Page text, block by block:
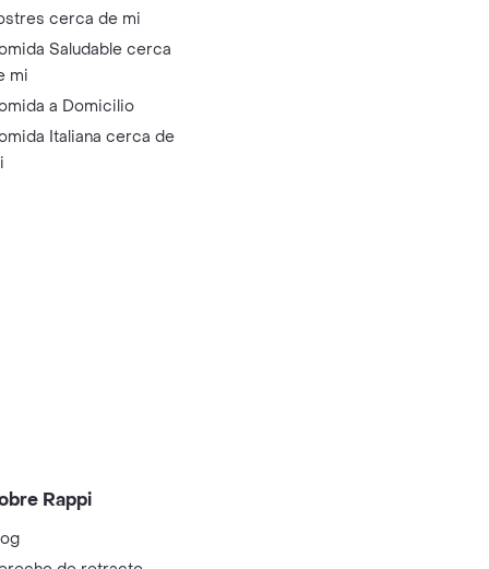
cerca de mi
Saludable cerca
mi
a Domicilio
Italiana cerca de
Rappi